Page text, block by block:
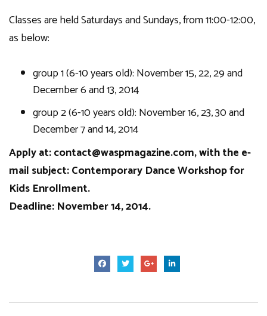
Classes are held Saturdays and Sundays, from 11:00-12:00,
as below:
group 1 (6-10 years old): November 15, 22, 29 and
December 6 and 13, 2014
group 2 (6-10 years old): November 16, 23, 30 and
December 7 and 14, 2014
Apply at: contact@waspmagazine.com, with the e-
mail subject: Contemporary Dance Workshop for
Kids Enrollment.
Deadline: November 14, 2014.